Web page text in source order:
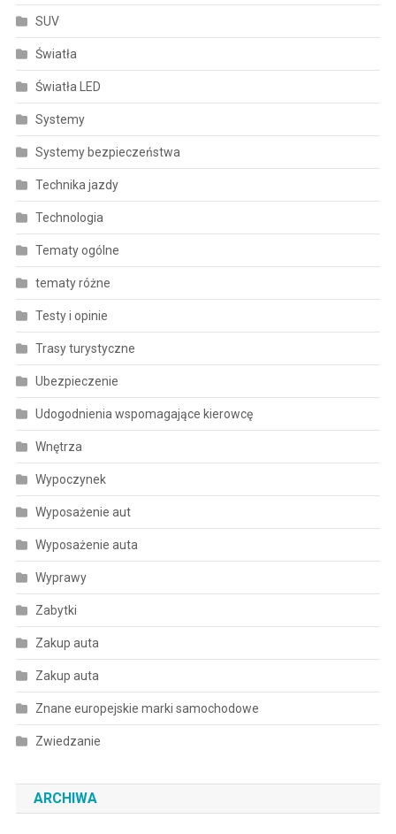
SUV
Światła
Światła LED
Systemy
Systemy bezpieczeństwa
Technika jazdy
Technologia
Tematy ogólne
tematy różne
Testy i opinie
Trasy turystyczne
Ubezpieczenie
Udogodnienia wspomagające kierowcę
Wnętrza
Wypoczynek
Wyposażenie aut
Wyposażenie auta
Wyprawy
Zabytki
Zakup auta
Zakup auta
Znane europejskie marki samochodowe
Zwiedzanie
ARCHIWA